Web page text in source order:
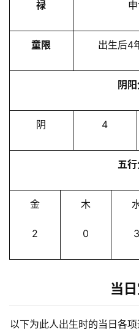
禄
童限 出生后4
阴
阴 4
五
金
2
木
0 3
当
以下为此人出生时的当日各